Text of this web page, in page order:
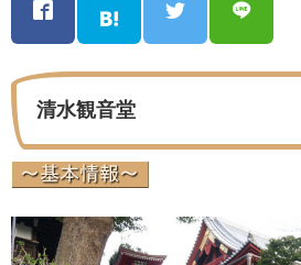
清水観音堂